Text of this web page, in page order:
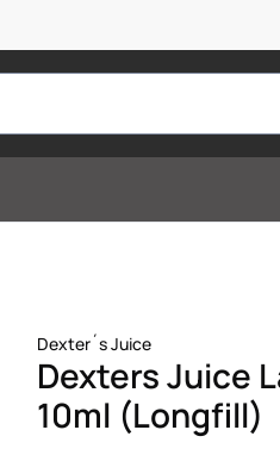
Dexter´s Juice
Dexters Juice
10ml (Longfill)